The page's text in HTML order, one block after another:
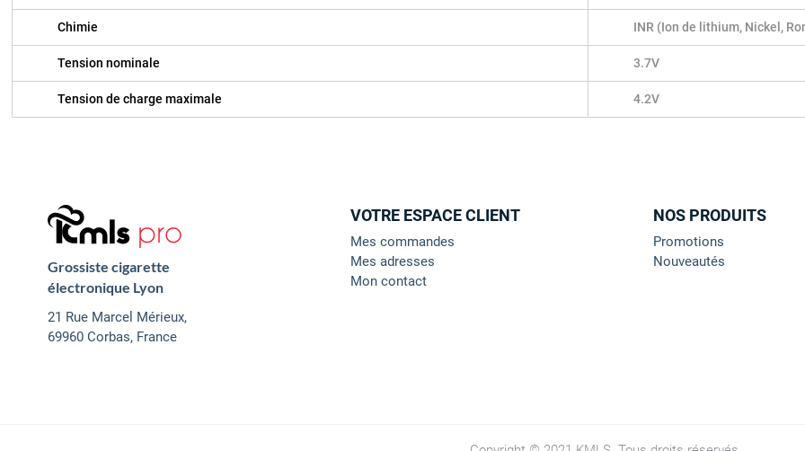
Chimie INR (Ion de lithium, Nickel,
Tension nominale 3.7V
Tension de charge maximale 4.2V
Grossiste cigarette
électronique Lyon
21 Rue Marcel Mérieux,
69960 Corbas, France
VOTRE ESPACE CLIENT
Mes commandes
Mes adresses
Mon contact
NOS PRODUITS
Promotions
Nouveautés